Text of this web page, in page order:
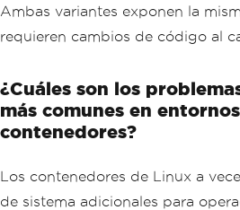
Ambas variantes exponen la
requieren cambios de código al
¿Cuáles son los
más comunes en
contenedores?
Los contenedores de Linux a
de sistema adicionales para